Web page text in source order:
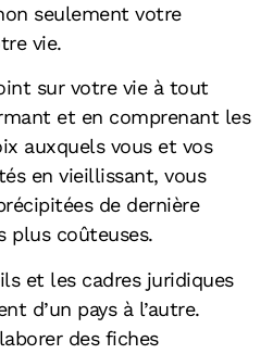
seulement votre
vie.
sur votre vie à tout
et en comprenant les
auxquels vous et vos
en vieillissant, vous
de dernière
plus coûteuses.
et les cadres juridiques
d’un pays à l’autre.
des fiches